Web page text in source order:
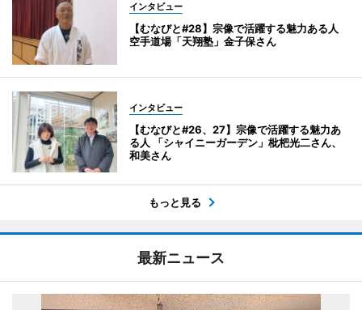
インタビュー
【むなびと#28】宗像で活躍する魅力ある人
空手道場「天翔塾」金子保さん
インタビュー
【むなびと#26、27】宗像で活躍する魅力あ
る人 「シャイニーガーデン」枇杷光二さん、
和美さん
もっと見る
最新ニュース